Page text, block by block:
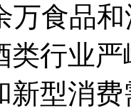
万食品
类行业
新型消